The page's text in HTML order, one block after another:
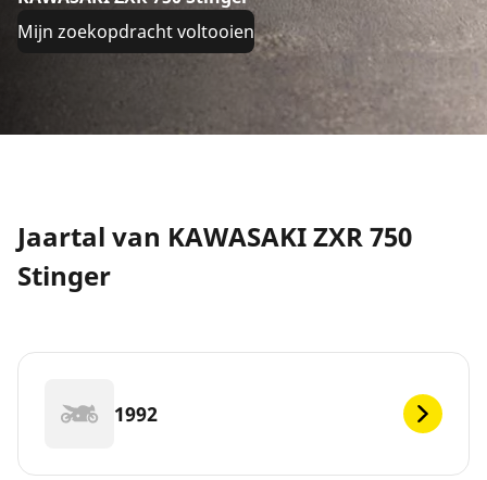
Mijn zoekopdracht voltooien
Jaartal van KAWASAKI ZXR 750
Stinger
1992